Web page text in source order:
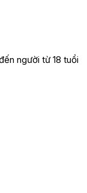
người từ 18 tuổi